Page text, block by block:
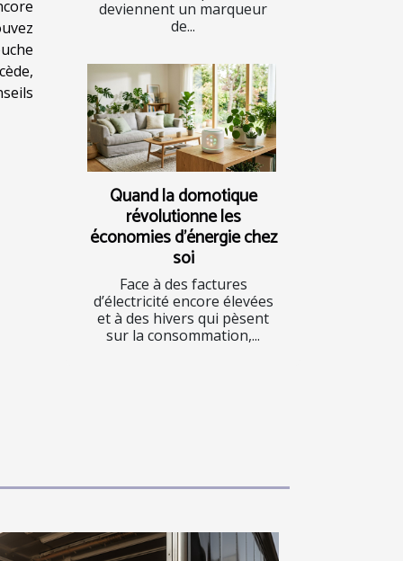
deviennent un marqueur
de...
Quand la domotique
révolutionne les
économies d’énergie chez
soi
Face à des factures
d’électricité encore élevées
et à des hivers qui pèsent
sur la consommation,...